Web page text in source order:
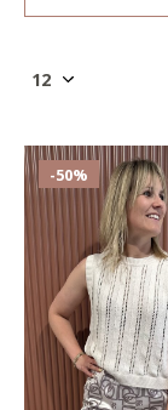
-50%